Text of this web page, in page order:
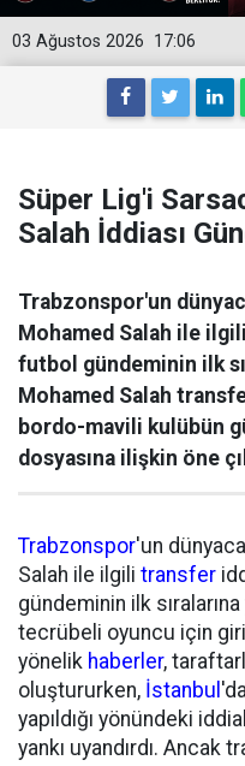
17:06
03 Ağustos 2026
Süper Lig'i
Salah İddiası
Trabzonspor'un
Mohamed Salah ile
futbol gündeminin ilk
Mohamed Salah
bordo-mavili kulübün
dosyasına ilişkin öne
Trabzonspor'un dünyaca
Salah ile ilgili transfer
gündeminin ilk
tecrübeli oyuncu için
yönelik haberler,
oluştururken, İstanbul
yapıldığı yönündeki
yankı uyandırdı.